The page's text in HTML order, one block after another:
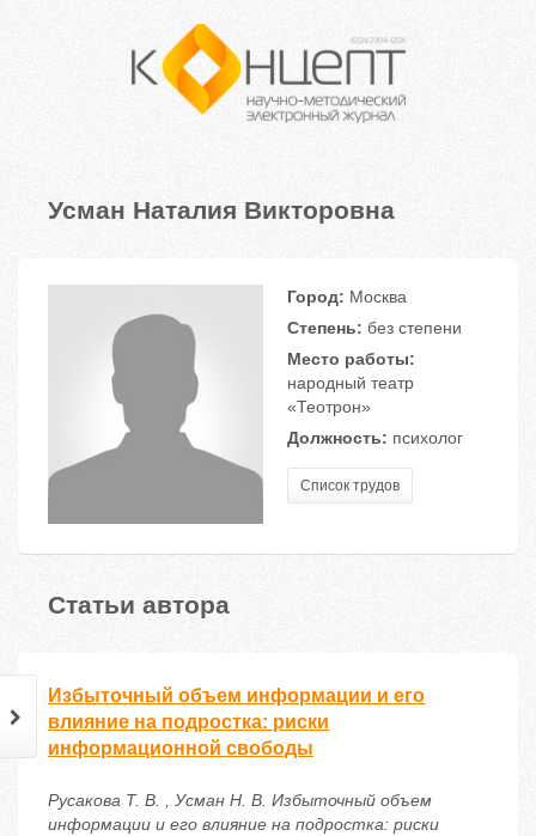
Усман Наталия Викторовна
Город: Москва
Степень: без степени
Место работы:
народный театр
«Теотрон»
Должность: психолог
Список трудов
Статьи автора
Избыточный объем информации и его
влияние на подростка: риски
информационной свободы
Русакова Т. В. , Усман Н. В. Избыточный объем
информации и его влияние на подростка: риски